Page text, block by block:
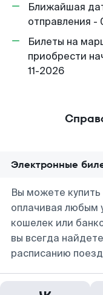
Ближайшая
отправления
Билеты на
приобрести
11-2026
Электронные
Вы можете
оплачивая любым
кошелек или
вы всегда
расписанию